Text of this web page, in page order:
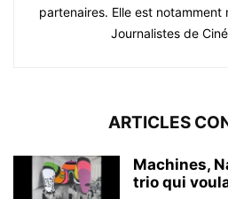
partenaires. Elle est notamment
Journalistes de
ARTICLES
Machines,
trio qui